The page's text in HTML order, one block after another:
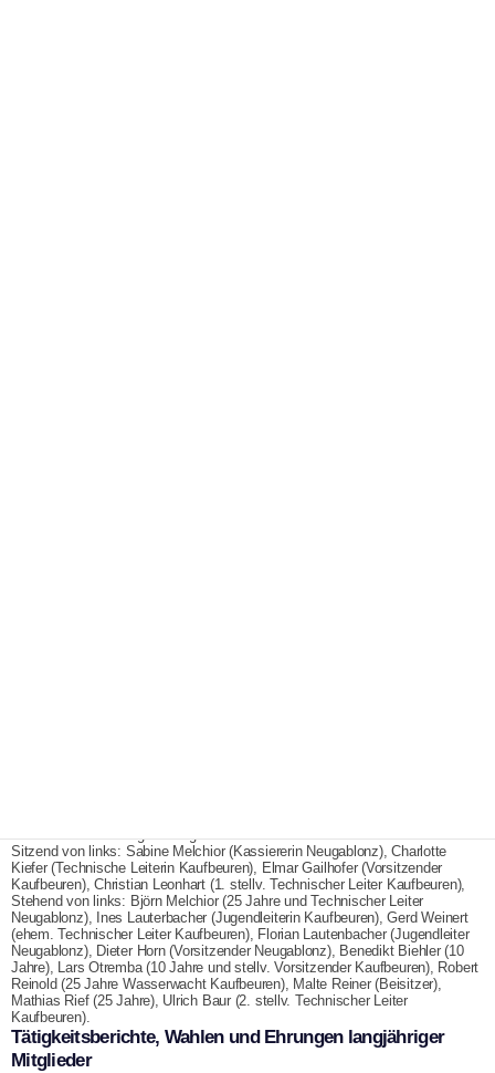
Kaufbeuren und Neugablonz gemeinsam mit den Wasserwacht-Jubilaren:
Sitzend von links: Sabine Melchior (Kassiererin Neugablonz), Charlotte
Kiefer (Technische Leiterin Kaufbeuren), Elmar Gailhofer (Vorsitzender
Kaufbeuren), Christian Leonhart (1. stellv. Technischer Leiter Kaufbeuren),
Stehend von links: Björn Melchior (25 Jahre und Technischer Leiter
Neugablonz), Ines Lauterbacher (Jugendleiterin Kaufbeuren), Gerd Weinert
(ehem. Technischer Leiter Kaufbeuren), Florian Lautenbacher (Jugendleiter
Neugablonz), Dieter Horn (Vorsitzender Neugablonz), Benedikt Biehler (10
Jahre), Lars Otremba (10 Jahre und stellv. Vorsitzender Kaufbeuren), Robert
Reinold (25 Jahre Wasserwacht Kaufbeuren), Malte Reiner (Beisitzer),
Mathias Rief (25 Jahre), Ulrich Baur (2. stellv. Technischer Leiter
Kaufbeuren).
Tätigkeitsberichte, Wahlen und Ehrungen langjähriger
Mitglieder